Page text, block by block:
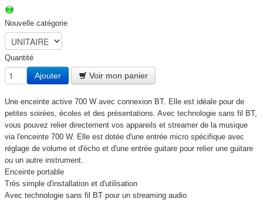
Nouvelle catégorie
Quantité
Ajouter Voir mon panier
Une enceinte active 700 W avec connexion BT. Elle est idéale pour de
petites soirées, écoles et des présentations. Avec technologie sans fil BT,
vous pouvez relier directement vos appareils et streamer de la musique
via l'enceinte 700 W. Elle est dotée d'une entrée micro spécifique avec
réglage de volume et d'écho et d'une entrée guitare pour relier une guitare
ou un autre instrument.
Enceinte portable
Très simple d'installation et d'utilisation
Avec technologie sans fil BT pour un streaming audio